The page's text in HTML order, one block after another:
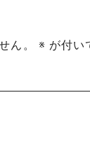
ん。
※ が付い